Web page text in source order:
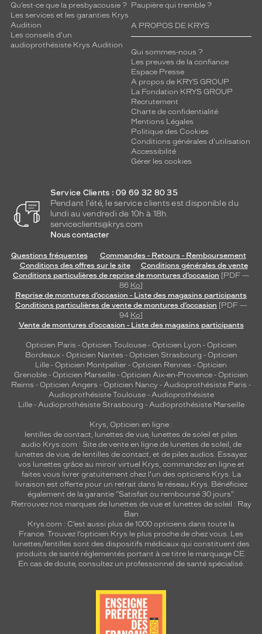
Qu’est-ce que la presbyacousie ?
Les services et les garanties Krys
Audition
Les conseils d'un
audioprothésiste Krys Audition
Paupière qui tremble ?
A PROPOS DE KRYS
Qui sommes-nous ?
Les preuves de la confiance
Espace Presse
A propos de KRYS GROUP
La Fondation KRYS GROUP
Recrutement
Charte de confidentialité
Mentions Légales
Politique des Cookies
Conditions générales d'utilisation
Accessibilité
Gérer les cookies
Service Clients : 09 69 32 80 35
Pendant l'été, le service clients est disponible du
lundi au vendredi de 10h à 18h.
serviceclients@krys.com
Nous contacter
Questions fréquentes
Commandes - Retours - Remboursement
Conditions des offres sur le site
Conditions générales de vente
Conditions particulières de reprise de montures d’occasion [PDF —
86 Ko]
Reprise de montures d’occasion - Liste des magasins participants
Conditions particulières de vente de montures d’occasion [PDF —
94 Ko]
Vente de montures d’occasion - Liste des magasins participants
Opticien Paris - Opticien Toulouse- Opticien Lyon - Opticien
Bordeaux- Opticien Nantes - Opticien Strasbourg - Opticien
Lille - Opticien Montpellier - Opticien Rennes - Opticien
Grenoble - Opticien Marseille - Opticien Aix-en-Provence - Opticien
Reims - Opticien Angers - Opticien Nancy - Audioprothésiste Paris -
Audioprothésiste Toulouse- Audioprothésiste
Lille- Audioprothésiste Strasbourg - Audioprothésiste Marseille
Krys, Opticien en ligne :
lentilles de contact lunettes de vue, lunettes de soleil et piles
audio Krys.com : Site de vente en ligne de lunettes de soleil, de
lunettes de vue, de lentilles de contact , et de piles audios. Essayez
vos lunettes grâce au miroir virtuel Krys, commandez en ligne et
faites vous livrer gratuitement chez l'un des opticiens Krys. La
livraison est offerte pour un retrait dans le réseau Krys. Bénéficiez
également de la garantie "Satisfait ou remboursé 30 jours".
Retrouvez nos marques de lunettes de vue et lunettes de soleil : Ray
Ban
Krys.com : C’est aussi plus de 1000 opticiens dans toute la
France. Trouvez l’opticien Krys le plus proche de chez vous . Les
lunettes/lentilles sont des dispositifs médicaux qui constituent des
produits de santé réglementés portant à ce titre le marquage CE.
En cas de doute, consultez un professionnel de santé spécialisé.